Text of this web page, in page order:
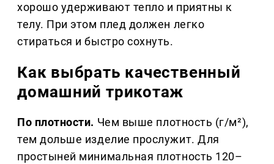
хорошо удерживают тепло и приятны к
телу. При этом плед должен легко
стираться и быстро сохнуть.
Как выбрать качественный
домашний трикотаж
По плотности. Чем выше плотность (г/м²),
тем дольше изделие прослужит. Для
простыней минимальная плотность 120–